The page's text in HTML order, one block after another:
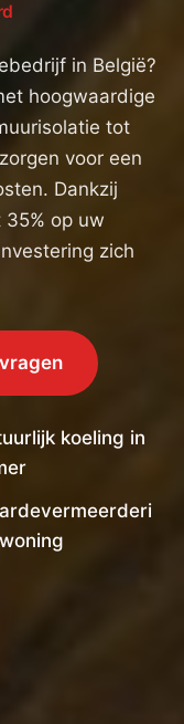
in België?
hoogwaardige
tot
voor een
Dankzij
op uw
zich
koeling in